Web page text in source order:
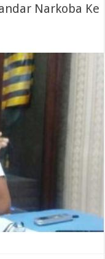
Narkoba Ke